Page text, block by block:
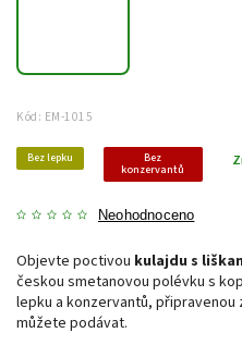
Kód: EM-1015
Bez lepku Bez
konzervantů
Neohodnoceno
Objevte poctivou kulajdu s
českou smetanovou polévku s
lepku a konzervantů, připravenou
můžete podávat.